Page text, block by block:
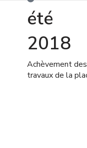
été
2018
Achèvement des
travaux de la